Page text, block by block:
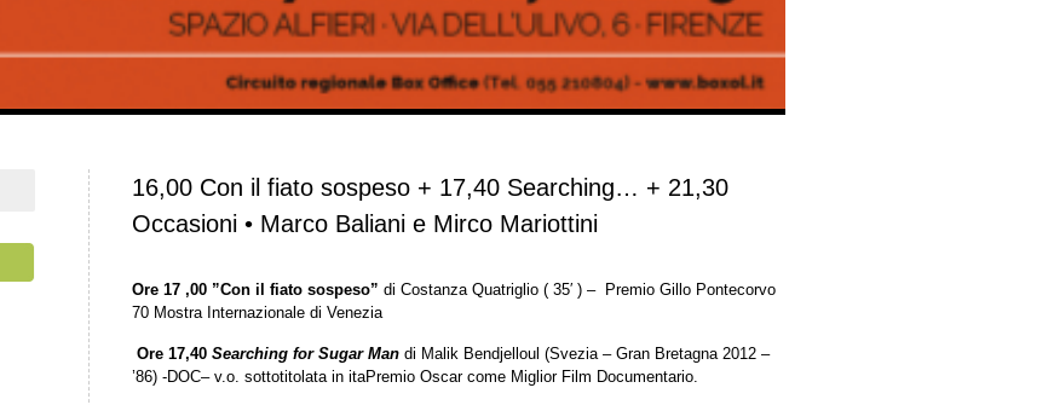
16,00 Con il fiato sospeso + 17,40 Searching… + 21,30
Occasioni • Marco Baliani e Mirco Mariottini
Ore 17 ,00 ”Con il fiato sospeso” di Costanza Quatriglio ( 35′ ) – Premio Gillo Pontecorvo
70 Mostra Internazionale di Venezia
Ore 17,40 Searching for Sugar Man di Malik Bendjelloul (Svezia – Gran Bretagna 2012 –
’86) -DOC– v.o. sottotitolata in itaPremio Oscar come Miglior Film Documentario.